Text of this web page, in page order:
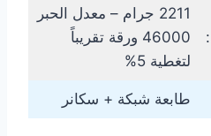
2211 جرام – معدل الحبر
46000 ورقة تقريباً
لتغطية 5%
طابعة شبكة + سكانر